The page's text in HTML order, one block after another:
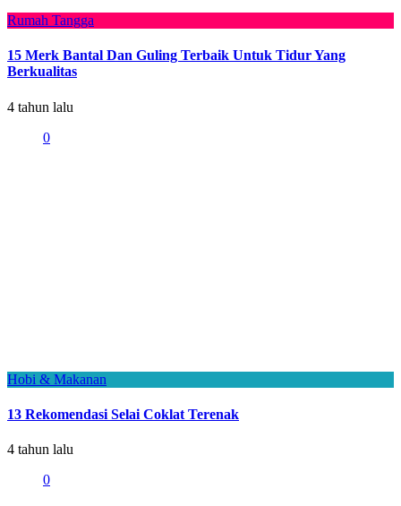
Rumah Tangga
15 Merk Bantal Dan Guling Terbaik Untuk Tidur Yang
Berkualitas
4 tahun lalu
0
Hobi & Makanan
13 Rekomendasi Selai Coklat Terenak
4 tahun lalu
0